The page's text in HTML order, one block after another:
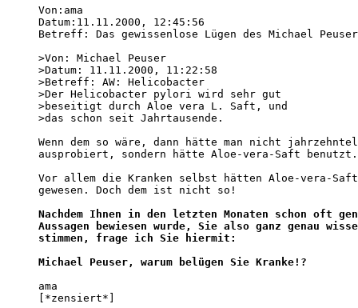
Von:ama
Datum:11.11.2000, 12:45:56
Betreff: Das gewissenlose Lügen des Michael
>Von: Michael Peuser
>Datum: 11.11.2000, 11:22:58
>Betreff: AW: Helicobacter
>Der Helicobacter pylori wird sehr gut
>beseitigt durch Aloe vera L. Saft, und
>das schon seit Jahrtausende.
Wenn dem so wäre, dann hätte man nicht
ausprobiert, sondern hätte Aloe-vera-Saft
Vor allem die Kranken selbst hätten Aloe-vera-Saft
gewesen. Doch dem ist nicht so!
Nachdem Ihnen in den letzten Monaten schon oft
Aussagen bewiesen wurde, Sie also ganz genau
stimmen, frage ich Sie hiermit:
Michael Peuser, warum belügen Sie Kranke!?
ama
[*zensiert*]